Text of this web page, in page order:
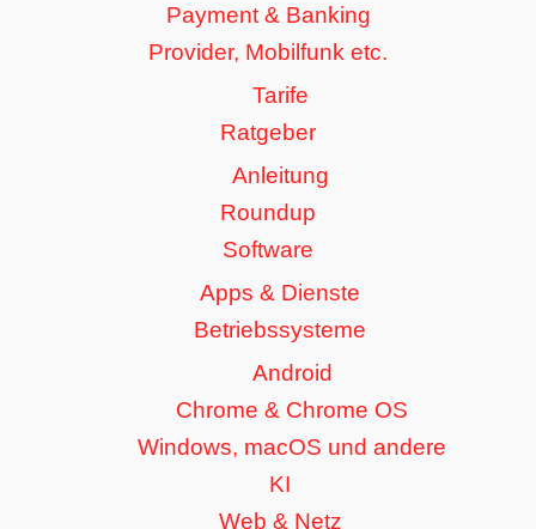
Payment & Banking
Provider, Mobilfunk etc.
Tarife
Ratgeber
Anleitung
Roundup
Software
Apps & Dienste
Betriebssysteme
Android
Chrome & Chrome OS
Windows, macOS und andere
KI
Web & Netz